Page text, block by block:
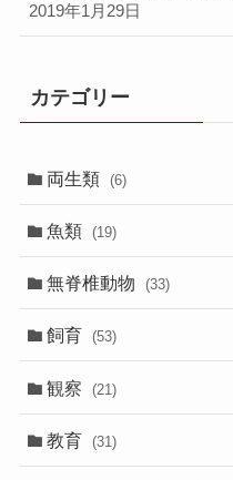
2019年1月29日
カテゴリー
両生類 (6)
魚類 (19)
無脊椎動物 (33)
飼育 (53)
観察 (21)
教育 (31)